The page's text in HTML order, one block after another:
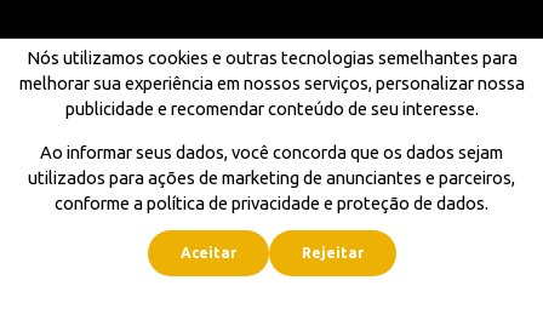
Nós utilizamos cookies e outras tecnologias semelhantes para
melhorar sua experiência em nossos serviços, personalizar nossa
publicidade e recomendar conteúdo de seu interesse.
Ao informar seus dados, você concorda que os dados sejam
utilizados para ações de marketing de anunciantes e parceiros,
conforme a política de privacidade e proteção de dados.
Aceitar Rejeitar